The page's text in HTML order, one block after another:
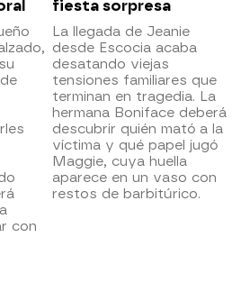
con
fiesta sorpresa
La llegada de Jeanie
desde Escocia acaba
desatando viejas
tensiones familiares que
terminan en tragedia. La
hermana Boniface deberá
descubrir quién mató a la
víctima y qué papel jugó
Maggie, cuya huella
aparece en un vaso con
restos de barbitúrico.